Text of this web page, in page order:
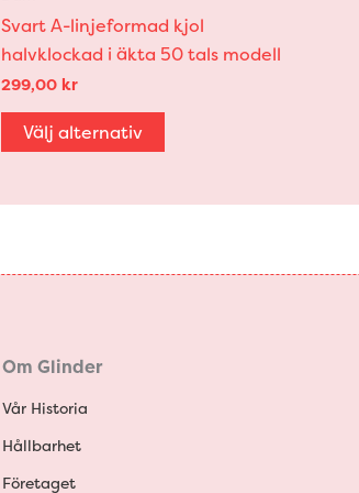
Svart A-linjeformad kjol
halvklockad i äkta 50 tals modell
299,00 kr
Välj alternativ
Om Glinder
Vår Historia
Hållbarhet
Företaget